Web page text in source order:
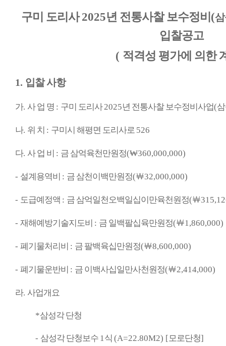
구미 도리사2025년 전통사찰 보수정비 (
입찰공고
( 적격성 평가에 의한
1. 입찰 사항
가. 사 업 명 : 구미 도리사2025년 전통사찰 보수정비사업(
나. 위 치 : 구미시 해평면 도리사로 526
다. 사 업 비 : 금 삼억육천만원정(₩360,000,000)
- 설계용역비 : 금 삼천이백만원정(￦32,000,000)
- 도급예정액 : 금 삼억일천오백일십이만육천원정(￦
- 재해예방기술지도비 : 금 일백팔십육만원정(￦1,860,000)
- 폐기물처리비 : 금 팔백육십만원정(￦8,600,000)
- 폐기물운반비 : 금 이백사십일만사천원정(￦2,414,000)
라. 사업개요
*삼성각 단청
- 삼성각 단청보수 1식 (A=22.80M2) [모로단청]